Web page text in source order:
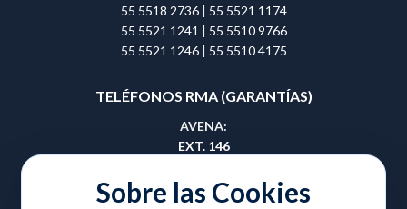
55 5518 2736| 55 5521 1174
55 5521 1241 | 55 5510 9766
55 5521 1246 | 55 5510 4175
TELÉFONOS RMA (GARANTÍAS)
AVENA:
EXT. 146
Sobre las Cookies